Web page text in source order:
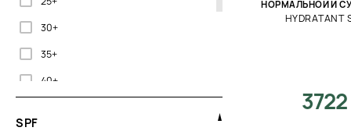
Для массажа
Для роста ресниц
Для снятия макияжа
30+
35+
40+
SPF
НОРМАЛЬНОЙ И
HYDRATANT